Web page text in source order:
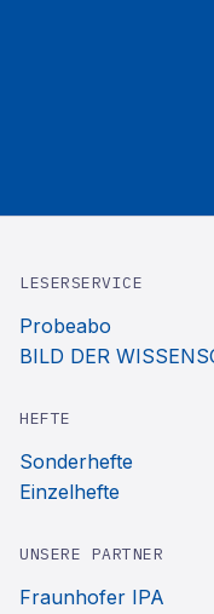
LESERSERVICE
Probeabo
BILD DER
HEFTE
Sonderhefte
Einzelhefte
UNSERE PARTNER
Fraunhofer IPA